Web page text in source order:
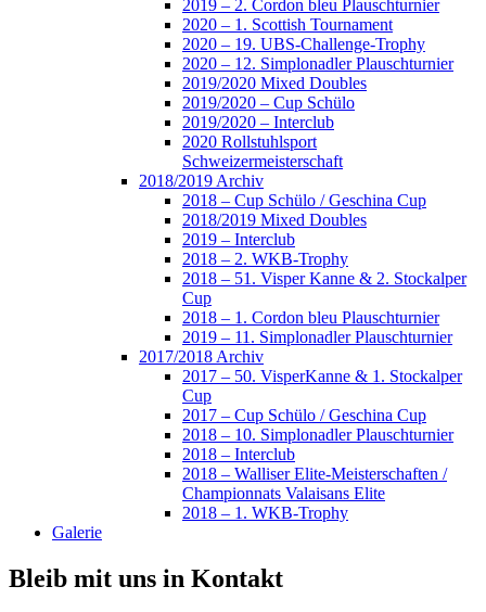
2019 – 2. Cordon bleu Plauschturnier
2020 – 1. Scottish Tournament
2020 – 19. UBS-Challenge-Trophy
2020 – 12. Simplonadler Plauschturnier
2019/2020 Mixed Doubles
2019/2020 – Cup Schülo
2019/2020 – Interclub
2020 Rollstuhlsport
Schweizermeisterschaft
2018/2019 Archiv
2018 – Cup Schülo / Geschina Cup
2018/2019 Mixed Doubles
2019 – Interclub
2018 – 2. WKB-Trophy
2018 – 51. Visper Kanne & 2. Stockalper
Cup
2018 – 1. Cordon bleu Plauschturnier
2019 – 11. Simplonadler Plauschturnier
2017/2018 Archiv
2017 – 50. VisperKanne & 1. Stockalper
Cup
2017 – Cup Schülo / Geschina Cup
2018 – 10. Simplonadler Plauschturnier
2018 – Interclub
2018 – Walliser Elite-Meisterschaften /
Championnats Valaisans Elite
2018 – 1. WKB-Trophy
Galerie
Bleib mit uns in Kontakt